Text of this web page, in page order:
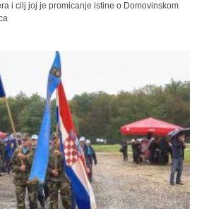
i cilj joj je promicanje istine o Domovinskom